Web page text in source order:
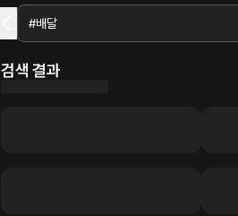
검색 결과